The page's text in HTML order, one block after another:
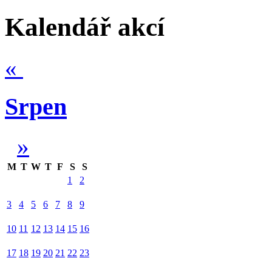
Kalendář akcí
«
Srpen
»
M T W T F S
S
1
2
3 4 5 6 7 8 9
10 11 12 13 14 15 16
17 18 19 20 21 22 23